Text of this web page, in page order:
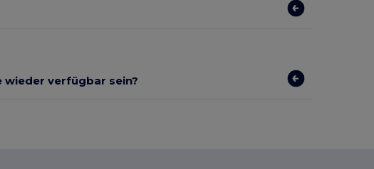
wieder verfügbar sein?